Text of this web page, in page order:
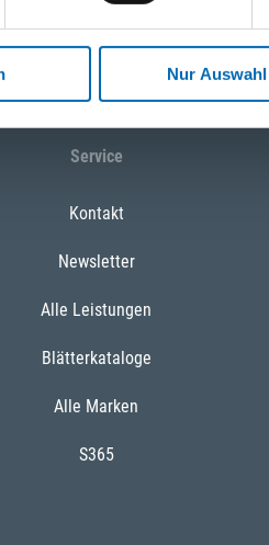
Nur
Service
Kontakt
Newsletter
Alle Leistungen
Blätterkataloge
Alle Marken
S365